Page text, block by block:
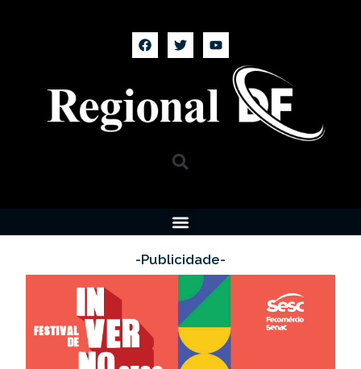
-Publicidade-